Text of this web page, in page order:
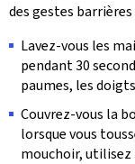
des gestes
Lavez-vous les
pendant 30
paumes, les
Couvrez-vous la
lorsque vous
mouchoir, utilisez